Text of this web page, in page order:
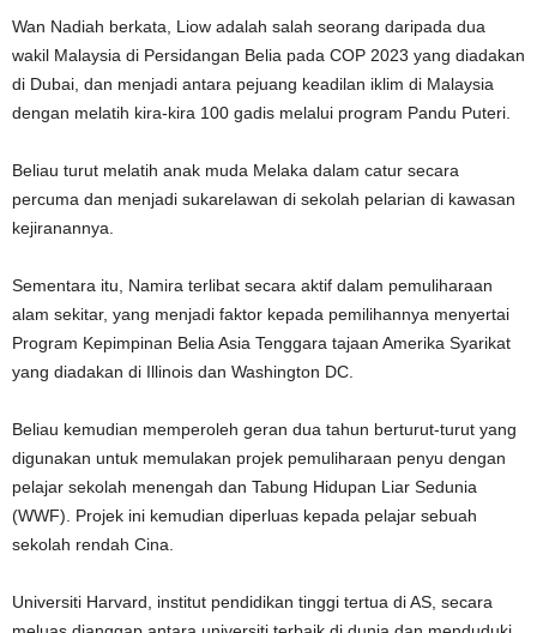
Wan Nadiah berkata, Liow adalah salah seorang daripada dua
wakil Malaysia di Persidangan Belia pada COP 2023 yang diadakan
di Dubai, dan menjadi antara pejuang keadilan iklim di Malaysia
dengan melatih kira-kira 100 gadis melalui program Pandu Puteri.
Beliau turut melatih anak muda Melaka dalam catur secara
percuma dan menjadi sukarelawan di sekolah pelarian di kawasan
kejiranannya.
Sementara itu, Namira terlibat secara aktif dalam pemuliharaan
alam sekitar, yang menjadi faktor kepada pemilihannya menyertai
Program Kepimpinan Belia Asia Tenggara tajaan Amerika Syarikat
yang diadakan di Illinois dan Washington DC.
Beliau kemudian memperoleh geran dua tahun berturut-turut yang
digunakan untuk memulakan projek pemuliharaan penyu dengan
pelajar sekolah menengah dan Tabung Hidupan Liar Sedunia
(WWF). Projek ini kemudian diperluas kepada pelajar sebuah
sekolah rendah Cina.
Universiti Harvard, institut pendidikan tinggi tertua di AS, secara